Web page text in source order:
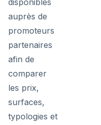
disponibles
auprès de
promoteurs
partenaires
afin de
comparer
les prix,
surfaces,
typologies et